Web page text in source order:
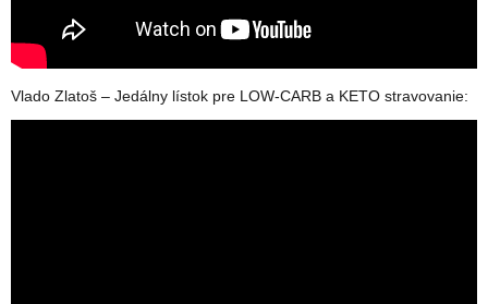
Vlado Zlatoš – Jedálny lístok pre LOW-CARB a KETO stravovanie: